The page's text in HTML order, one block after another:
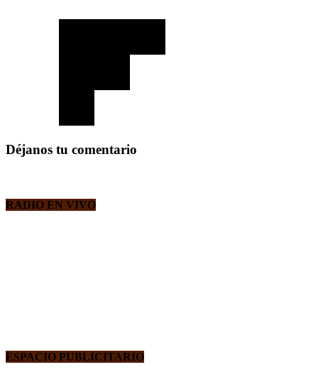
Déjanos tu comentario
RADIO EN VIVO
ESPACIO PUBLICITARIO